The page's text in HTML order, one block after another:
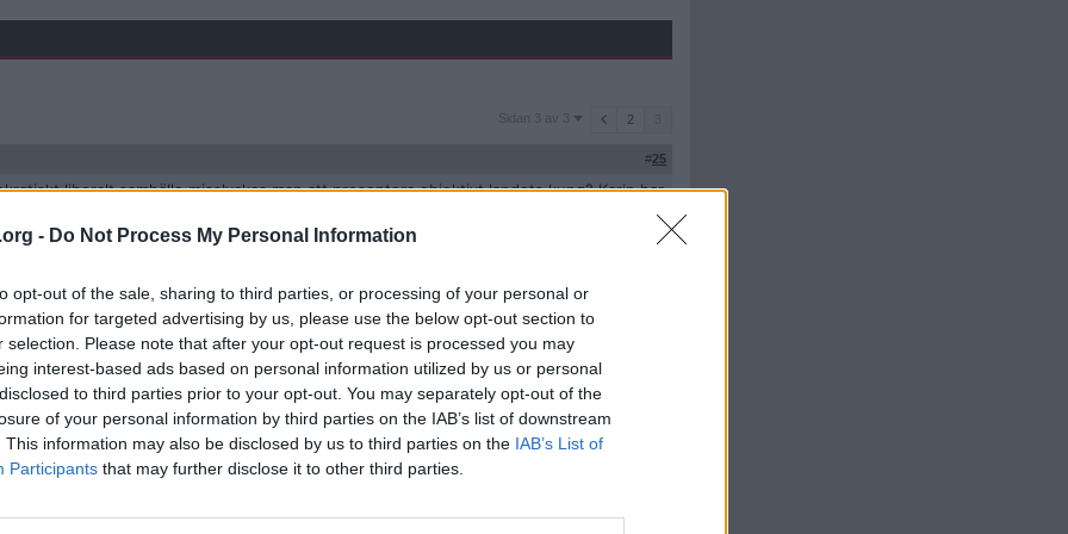
- Do Not Process My Personal Information
opt-out of the sale, sharing to third parties, or processing of your personal or
for targeted advertising by us, please use the below opt-out section to
selection. Please note that after your opt-out request is processed you may
interest-based ads based on personal information utilized by us or personal
to third parties prior to your opt-out. You may separately opt-out of the
of your personal information by third parties on the IAB’s list of downstream
This information may also be disclosed by us to third parties on the IAB’s List of
Participants that may further disclose it to other third parties.
Sidan
Sidan 3 av 3 2
#25
liberalt samhälle misslyckas man att presentera objektivt landets kung? Karin har
svar. Kungen framstår som lågbegåvad och simpel. Det bästa var när han
Noll klass och personlig styrka.
verkar som det är det som tråden handlar om även om "och jag" saknas i rubriken.
när det gäller frågorna.